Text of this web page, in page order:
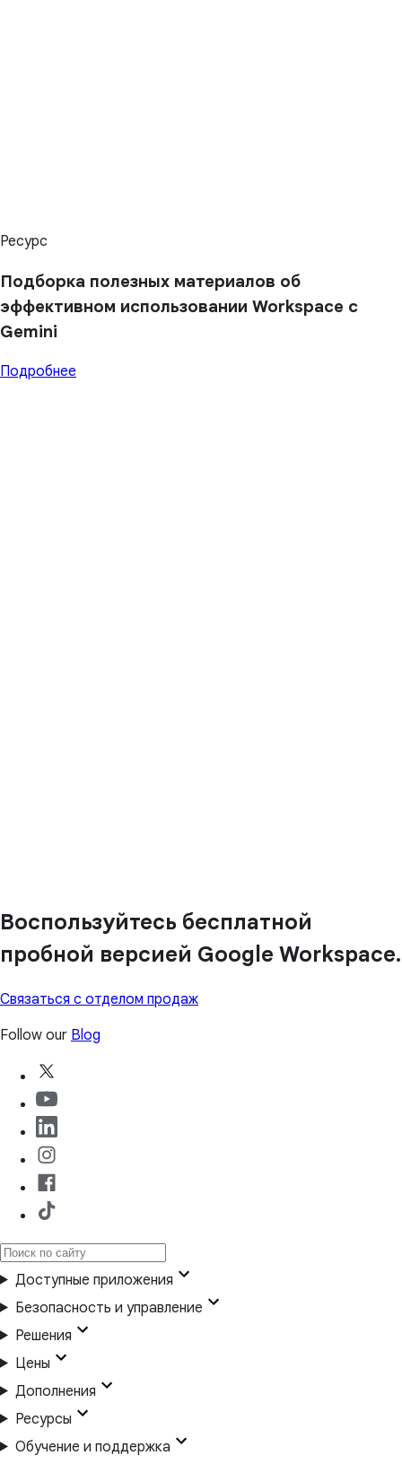
Ресурс
Подборка полезных материалов об
эффективном использовании Workspace с
Gemini
Подробнее
Воспользуйтесь бесплатной
пробной версией Google Workspace.
Связаться с отделом продаж
Follow our Blog
Доступные приложения
Безопасность и управление
Решения
Цены
Дополнения
Ресурсы
Обучение и поддержка